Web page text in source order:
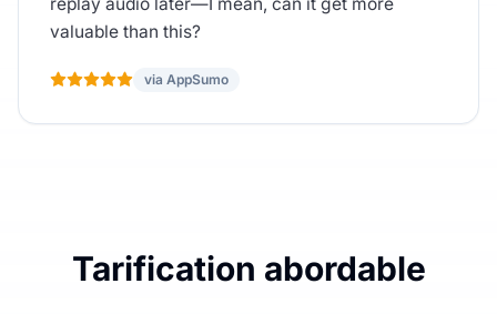
valuable than this?
via AppSumo
Tarification abordable